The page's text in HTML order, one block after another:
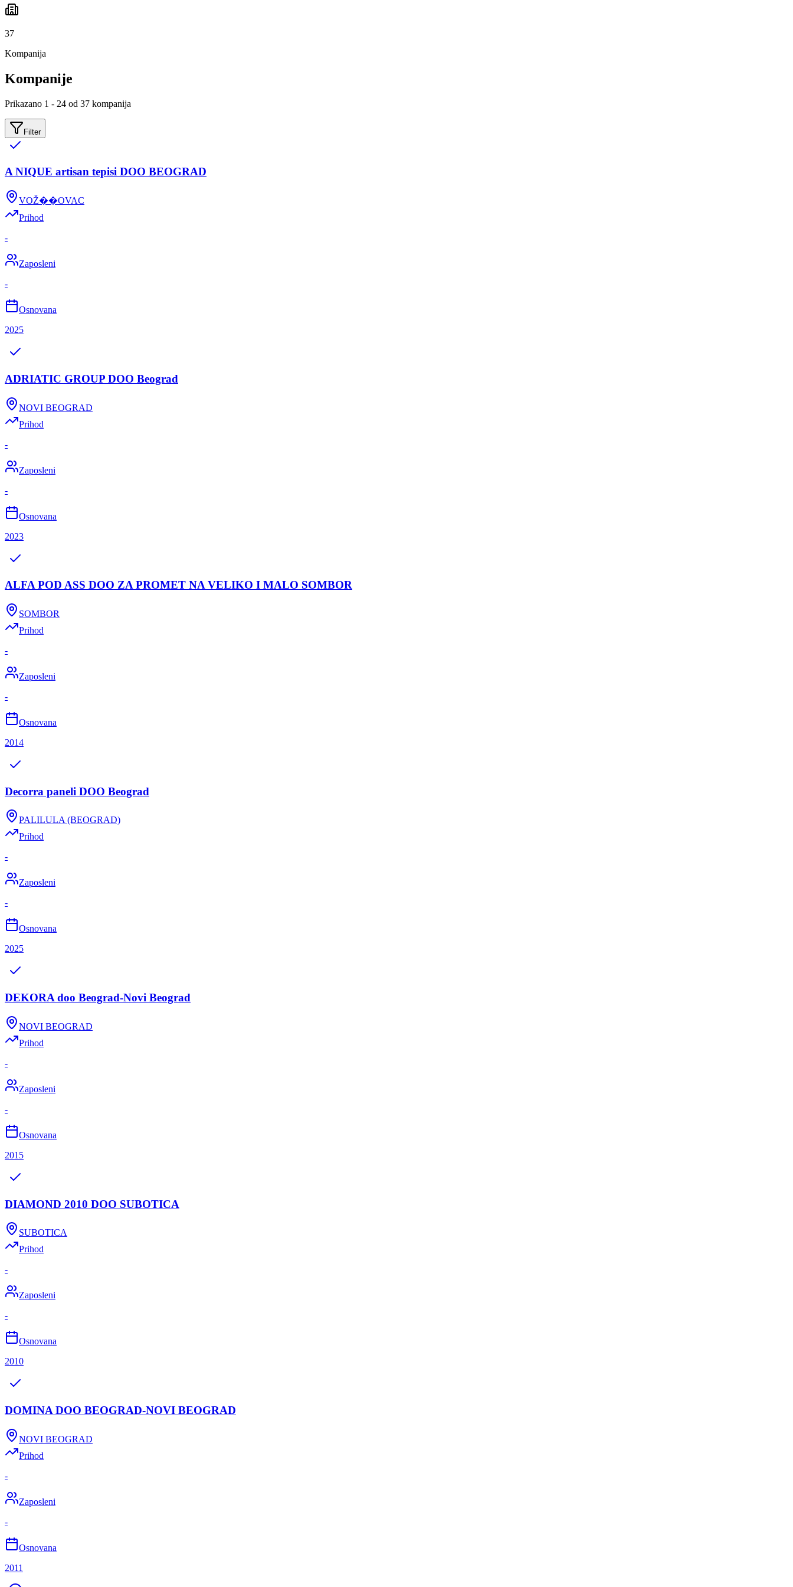
37
Kompanija
Kompanije
Prikazano 1 - 24 od 37 kompanija
Filter
A NIQUE artisan tepisi DOO BEOGRAD
VOŽ��OVAC
Prihod
-
Zaposleni
-
Osnovana
2025
ADRIATIC GROUP DOO Beograd
NOVI BEOGRAD
Prihod
-
Zaposleni
-
Osnovana
2023
ALFA POD ASS DOO ZA PROMET NA VELIKO I MALO SOMBOR
SOMBOR
Prihod
-
Zaposleni
-
Osnovana
2014
Decorra paneli DOO Beograd
PALILULA (BEOGRAD)
Prihod
-
Zaposleni
-
Osnovana
2025
DEKORA doo Beograd-Novi Beograd
NOVI BEOGRAD
Prihod
-
Zaposleni
-
Osnovana
2015
DIAMOND 2010 DOO SUBOTICA
SUBOTICA
Prihod
-
Zaposleni
-
Osnovana
2010
DOMINA DOO BEOGRAD-NOVI BEOGRAD
NOVI BEOGRAD
Prihod
-
Zaposleni
-
Osnovana
2011